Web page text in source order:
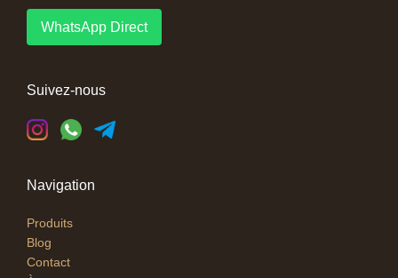
WhatsApp Direct
Suivez-nous
Navigation
Produits
Blog
Contact